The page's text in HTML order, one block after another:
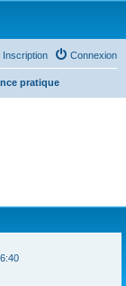
Connexion
Inscription
pratique